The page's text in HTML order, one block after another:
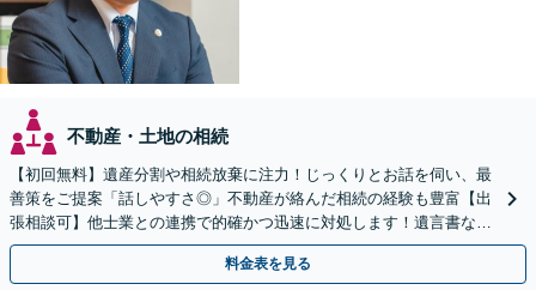
不動産・土地の相続
【初回無料】遺産分割や相続放棄に注力！じっくりとお話を伺い、最
善策をご提案「話しやすさ◎」不動産が絡んだ相続の経験も豊富【出
張相談可】他士業との連携で的確かつ迅速に対処します！遺言書など
生前対策も【丸の内駅2分】
料金表を見る